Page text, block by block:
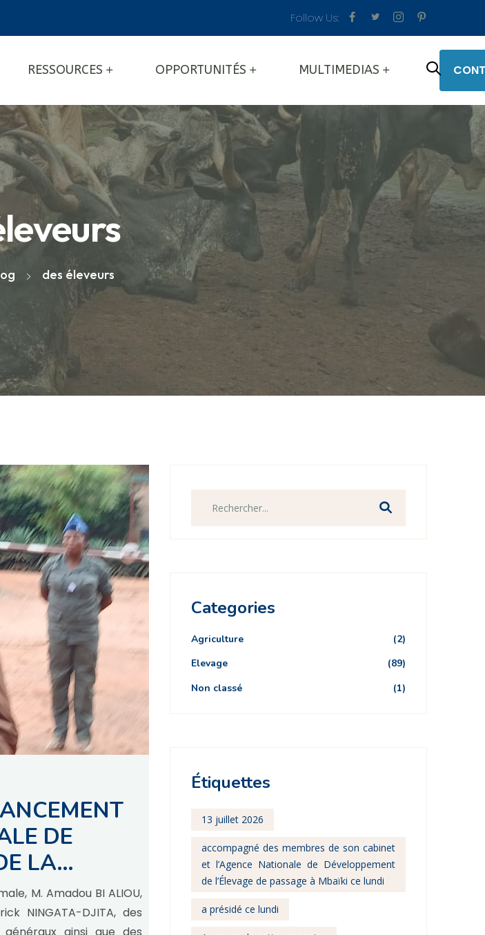
Follow Us:
RESSOURCES OPPORTUNITÉS MULTIMEDIAS
des éleveurs
DE
LA
M. Amadou BI ALIOU,
NINGATA-DJITA, des
ainsi que des
Categories
Agriculture
(2)
Elevage
(89)
Non classé
(1)
Étiquettes
13 juillet 2026
accompagné des membres de son cabinet
et l’Agence Nationale de Développement
de l’Élevage de passage à Mbaïki ce lundi
a présidé ce lundi